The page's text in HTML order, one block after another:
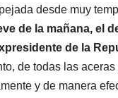
desde muy
de la mañana, el
de la
de todas las
y de manera